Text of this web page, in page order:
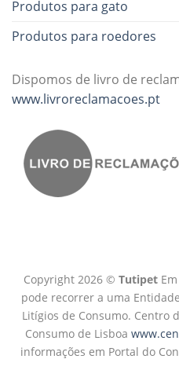
Produtos para gato
Produtos para roedores
Dispomos de livro de
www.livroreclamacoes.pt
Copyright 2026 © Tutipet
pode recorrer a uma
Litígios de Consumo. Centro
Consumo de Lisboa
informações em Portal do